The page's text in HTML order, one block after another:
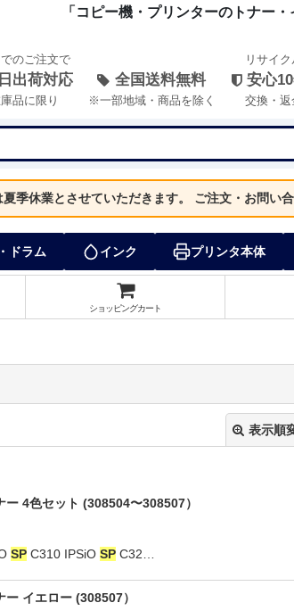
「コピー機・プリンターのトナー・
のご注文で
出荷対応
品に限り
全国送料無料
※一部地域・商品を除く
リサイ
安心
交換・返
季休業とさせていただきます。 ご注文・お問い
ドラム インク プリンタ本体
ショッピングカート
表示順
ー 4色セット (308504〜308507）
SP C310 IPSiO SP C32…
イエロー (308507）